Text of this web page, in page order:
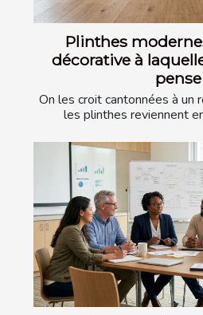
Plinthes
décorative à
pense
On les croit cantonnées à un
les plinthes reviennent